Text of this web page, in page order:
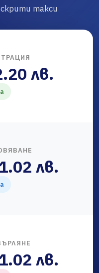
такси
лв.
лв.
лв.